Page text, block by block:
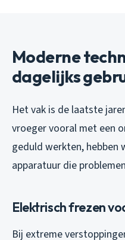
Moderne
dagelijks
Het vak is de laatste
vroeger vooral met een
geduld werkten, hebben
apparatuur die
Elektrisch frezen
Bij extreme